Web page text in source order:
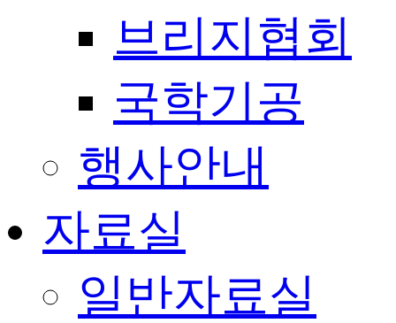
브리지협회
국학기공
행사안내
자료실
일반자료실